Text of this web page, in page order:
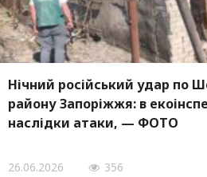
Нічний російський удар по
району Запоріжжя: в
наслідки атаки, — ФОТО
26.06.2026 356